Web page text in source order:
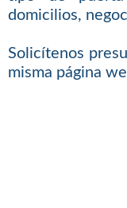
domicilios,
Solicítenos
misma página